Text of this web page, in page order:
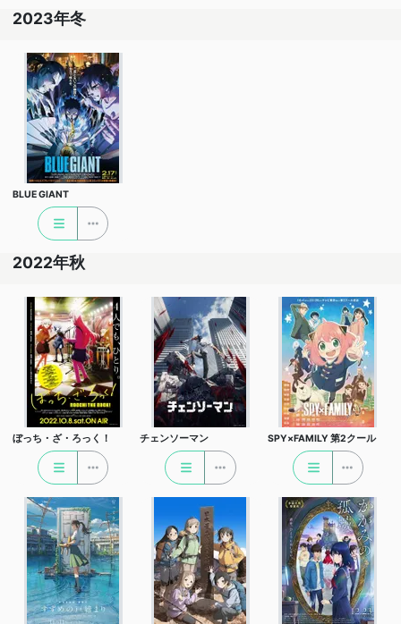
2023年冬
BLUE GIANT
2022年秋
ぼっち・ざ・ろっく！ チェンソーマン SPY×FAMILY 第2クール